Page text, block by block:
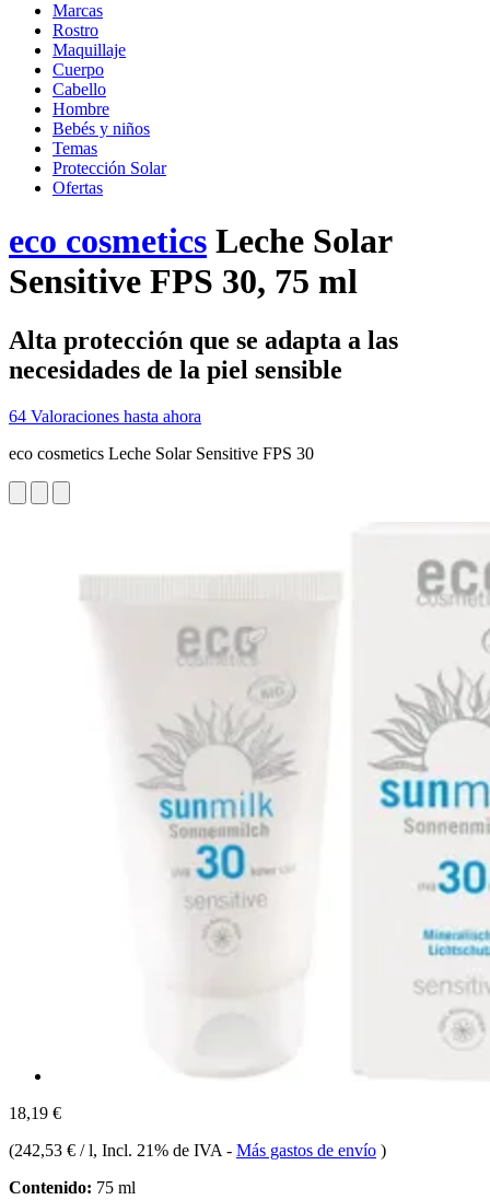
Marcas
Rostro
Maquillaje
Cuerpo
Cabello
Hombre
Bebés y niños
Temas
Protección Solar
Ofertas
eco cosmetics Leche Solar
Sensitive FPS 30, 75 ml
Alta protección que se adapta a las
necesidades de la piel sensible
64 Valoraciones hasta ahora
eco cosmetics Leche Solar Sensitive FPS 30
18,19 €
(242,53 € / l, Incl. 21% de IVA - Más gastos de envío )
Contenido: 75 ml